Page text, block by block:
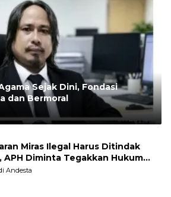
Sejak Dini, Fondasi
dan Bermoral
Miras Ilegal Harus Ditindak
APH Diminta Tegakkan Hukum
Bulu
Andesta